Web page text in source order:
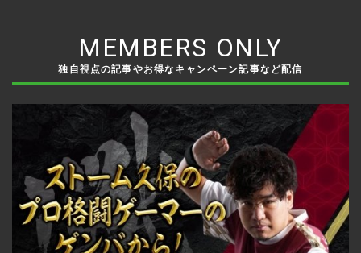
MEMBERS ONLY
独自視点の記事やお得なキャンペーン記事など配信